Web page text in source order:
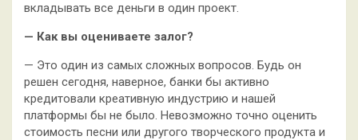
вкладывать все деньги в один проект.
— Как вы оцениваете залог?
— Это один из самых сложных вопросов. Будь он
решен сегодня, наверное, банки бы активно
кредитовали креативную индустрию и нашей
платформы бы не было. Невозможно точно оценить
стоимость песни или другого творческого продукта и